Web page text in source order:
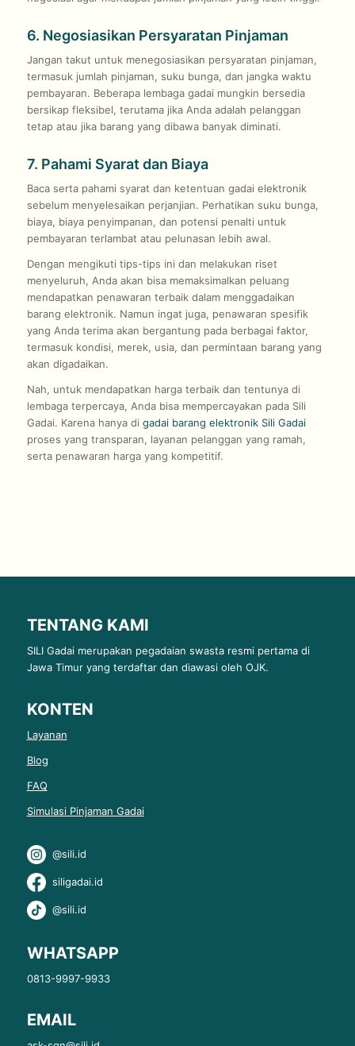
6. Negosiasikan Persyaratan Pinjaman
Jangan takut untuk menegosiasikan persyaratan pinjaman,
termasuk jumlah pinjaman, suku bunga, dan jangka waktu
pembayaran. Beberapa lembaga gadai mungkin bersedia
bersikap fleksibel, terutama jika Anda adalah pelanggan
tetap atau jika barang yang dibawa banyak diminati.
7. Pahami Syarat dan Biaya
Baca serta pahami syarat dan ketentuan gadai elektronik
sebelum menyelesaikan perjanjian. Perhatikan suku bunga,
biaya, biaya penyimpanan, dan potensi penalti untuk
pembayaran terlambat atau pelunasan lebih awal.
Dengan mengikuti tips-tips ini dan melakukan riset
menyeluruh, Anda akan bisa memaksimalkan peluang
mendapatkan penawaran terbaik dalam menggadaikan
barang elektronik. Namun ingat juga, penawaran spesifik
yang Anda terima akan bergantung pada berbagai faktor,
termasuk kondisi, merek, usia, dan permintaan barang yang
akan digadaikan.
Nah, untuk mendapatkan harga terbaik dan tentunya di
lembaga terpercaya, Anda bisa mempercayakan pada Sili
Gadai. Karena hanya di gadai barang elektronik Sili Gadai
proses yang transparan, layanan pelanggan yang ramah,
serta penawaran harga yang kompetitif.
TENTANG KAMI
SILI Gadai merupakan pegadaian swasta resmi pertama di
Jawa Timur yang terdaftar dan diawasi oleh OJK.
KONTEN
Layanan
Blog
FAQ
Simulasi Pinjaman Gadai
@sili.id
siligadai.id
@sili.id
WHATSAPP
0813-9997-9933
EMAIL